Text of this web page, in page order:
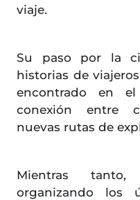
viaje.
Su paso por la
historias de
encontrado en
conexión entre
nuevas rutas de
Mientras
organizando los